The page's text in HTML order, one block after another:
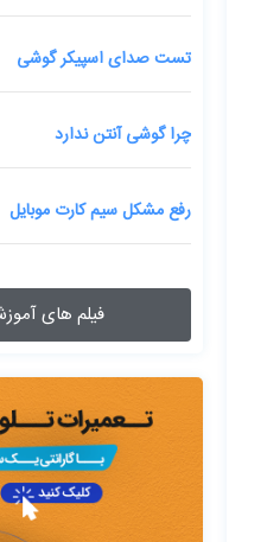
تست صدای اسپیکر گوشی
چرا گوشی آنتن ندارد
رفع مشکل سیم کارت موبایل
فیلم های